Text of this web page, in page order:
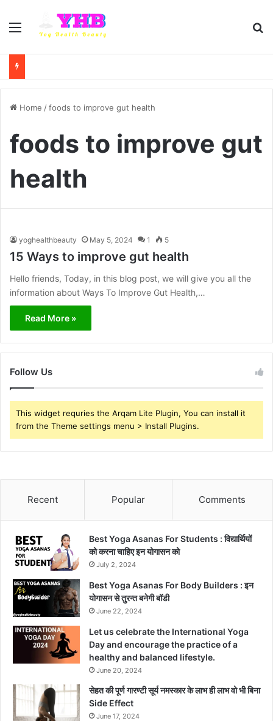
Menu
Home /foods to improve gut health
foods to improve gut
health
yoghealthbeauty May 5, 2024 1 5
15 Ways to improve gut health
Hello friends, Today, in this blog post, we will give you all the
information about Ways To Improve Gut Health,…
Read More »
Follow Us
This widget requries the Arqam Lite Plugin, You can install it
from the Theme settings menu > Install Plugins.
Recent Popular Comments
Best Yoga Asanas For Students : विद्यार्थियों
को करना चाहिए इन योगासन को
July 2, 2024
Best Yoga Asanas For Body Builders : इन
योगासन से तुरन्त बनेगी बॉडी
June 22, 2024
Let us celebrate the International Yoga
Day and encourage the practice of a
healthy and balanced lifestyle.
June 20, 2024
सेहत की पूर्ण गारण्टी सूर्य नमस्कार के लाभ ही लाभ वो भी बिना
Side Effect
June 17, 2024